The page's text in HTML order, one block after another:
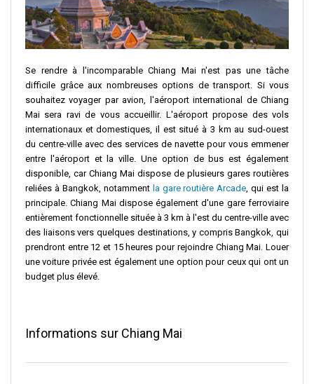
Se rendre à l'incomparable Chiang Mai n'est pas une tâche
difficile grâce aux nombreuses options de transport. Si vous
souhaitez voyager par avion, l'aéroport international de Chiang
Mai sera ravi de vous accueillir. L'aéroport propose des vols
internationaux et domestiques, il est situé à 3 km au sud-ouest
du centre-ville avec des services de navette pour vous emmener
entre l'aéroport et la ville. Une option de bus est également
disponible, car Chiang Mai dispose de plusieurs gares routières
reliées à Bangkok, notamment la gare routière Arcade , qui est la
principale. Chiang Mai dispose également d'une gare ferroviaire
entièrement fonctionnelle située à 3 km à l'est du centre-ville avec
des liaisons vers quelques destinations, y compris Bangkok, qui
prendront entre 12 et 15 heures pour rejoindre Chiang Mai. Louer
une voiture privée est également une option pour ceux qui ont un
budget plus élevé.
Informations sur Chiang Mai